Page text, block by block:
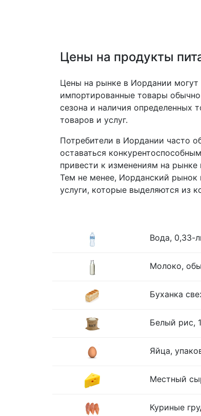
Цены на продукты
Цены на рынке в Иордании могут
импортированные товары
сезона и наличия определенных
товаров и услуг.
Потребители в Иордании часто
оставаться
привести к изменениям на
Тем не менее, Иорданский рынок
услуги, которые выделяются из
Вода, 0,33-
Молоко,
Буханка
Белый рис,
Яйца,
Местный
Куриные